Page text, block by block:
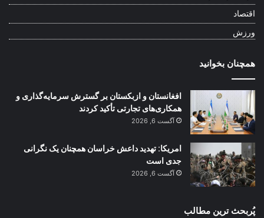
اقتصاد
ورزش
همچنان بخوانید
افغانستان و ازبکستان بر گسترش سرمایه‌گذاری و
همکاری‌های تجارتی تأکید کردند
آگست 6, 2026
امریکا: تهدید داعش خراسان همچنان یک نگرانی
جدی است
آگست 6, 2026
پُربحث ترین مطالب